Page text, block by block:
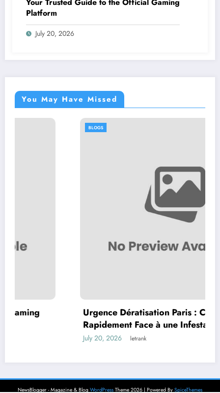
Platform
July 20, 2026
You May Have Missed
Urgence Dératisation Paris : Comment Agir
Rapidement Face à une Infestation de
letrank
NewsBlogger - Magazine & Blog WordPress Theme 2026 | Powered By SpiceThemes